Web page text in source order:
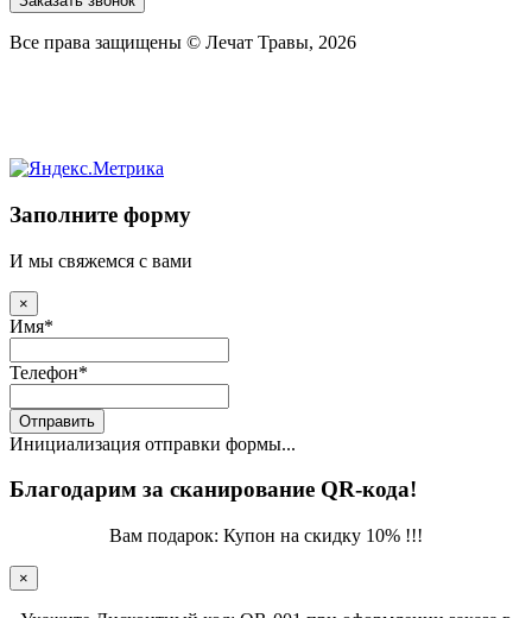
Все права защищены © Лечат Травы, 2026
Заполните форму
И мы свяжемся с вами
×
Имя*
Телефон*
Отправить
Инициализация отправки формы...
Благодарим за сканирование QR-кода!
Вам подарок: Купон на скидку 10% !!!
×